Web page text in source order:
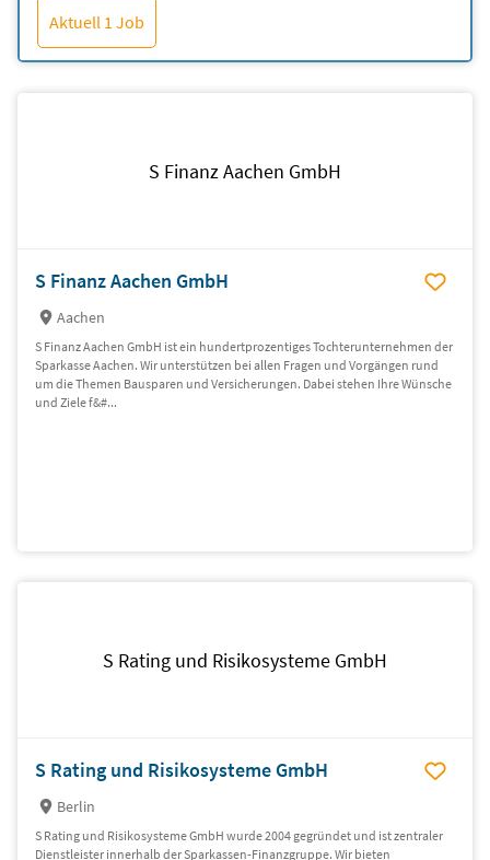
Aktuell 1 Job
S Finanz Aachen GmbH
S Finanz Aachen GmbH
Aachen
S Finanz Aachen GmbH ist ein hundertprozentiges Tochterunternehmen der
Sparkasse Aachen. Wir unterstützen bei allen Fragen und Vorgängen rund
um die Themen Bausparen und Versicherungen. Dabei stehen Ihre Wünsche
und Ziele f&#...
S Rating und Risikosysteme GmbH
S Rating und Risikosysteme GmbH
Berlin
S Rating und Risikosysteme GmbH wurde 2004 gegründet und ist zentraler
Dienstleister innerhalb der Sparkassen-Finanzgruppe. Wir bieten